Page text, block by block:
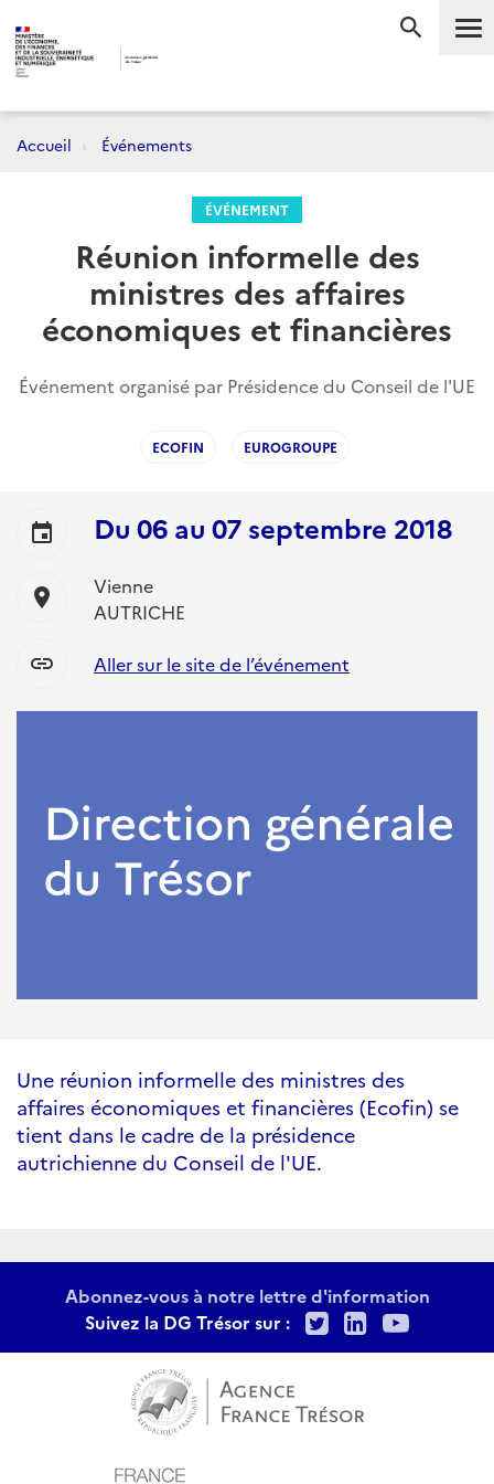
Accueil Événements
ÉVÉNEMENT
Réunion informelle des
ministres des affaires
économiques et financières
Événement organisé par Présidence du Conseil de l'UE
ECOFIN EUROGROUPE
event Du 06 au 07 septembre 2018
location_on
Vienne
AUTRICHE
link Aller sur le site de l’événement
Une réunion informelle des ministres des
affaires économiques et financières (Ecofin) se
tient dans le cadre de la présidence
autrichienne du Conseil de l'UE.
Abonnez-vous à notre lettre d'information
Suivez la DG Trésor sur :
TwitterLinkedIn